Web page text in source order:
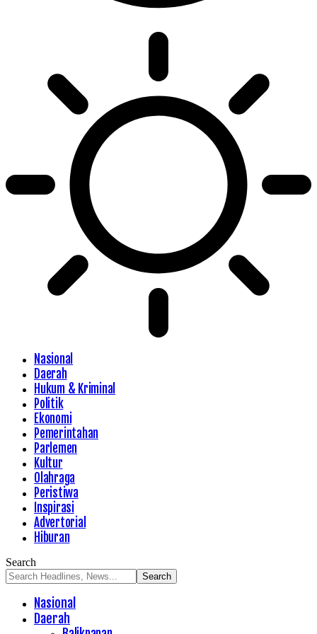
Nasional
Daerah
Hukum & Kriminal
Politik
Ekonomi
Pemerintahan
Parlemen
Kultur
Olahraga
Peristiwa
Inspirasi
Advertorial
Hiburan
Search
Nasional
Daerah